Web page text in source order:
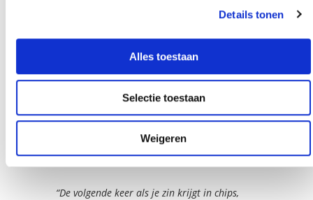
Details tonen
Alles toestaan
Selectie toestaan
Weigeren
Hypnose versterkt cognitieve gedragstherapie
waardoor je nog sneller resultaat bereikt. Daarnaast
zijn er ook typische behandelingen die een
toegepast worden bij cognitieve gedragstherapie. Dit
kan dan bijvoorbeeld gaan om post-
hypnotische suggesties. Die kunnen als volgt luiden.
“De volgende keer als je zin krijgt in chips,